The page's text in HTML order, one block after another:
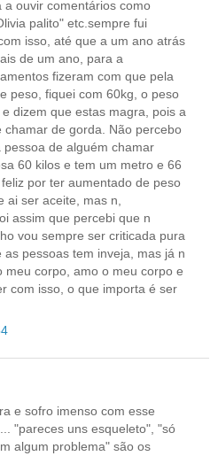
a ouvir comentários como
palito" etc.sempre fui
isso, até que a um ano atrás
de um ano, para a
fizeram com que pela
peso, fiquei com 60kg, o peso
dizem que estas magra, pois a
chamar de gorda. Não percebo
de alguém chamar
60 kilos e tem um metro e 66
por ter aumentado de peso
ai ser aceite, mas n,
assim que percebi que n
vou sempre ser criticada pura
pessoas tem inveja, mas já n
meu corpo, amo o meu corpo e
com isso, o que importa é ser
e sofro imenso com esse
"pareces uns esqueleto", "só
algum problema" são os